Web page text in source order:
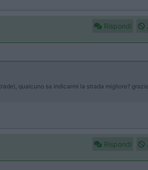
Rispondi
qualcuno sa indicarmi la strada migliore?
Rispondi